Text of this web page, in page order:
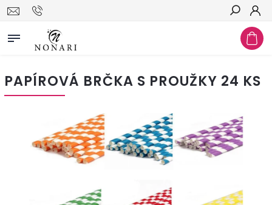
Hledat
PAPÍROVÁ BRČKA S PROUŽKY 24 KS